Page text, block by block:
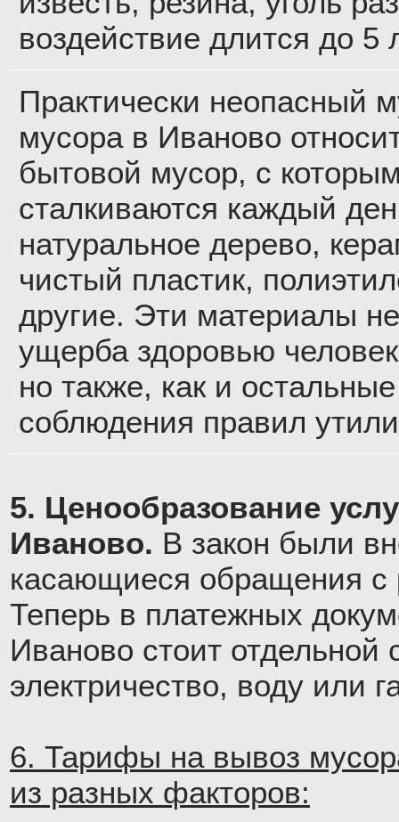
воздействие длится до 5
Практически неопасный
мусора в Иваново
бытовой мусор, с
сталкиваются каждый
натуральное дерево,
чистый пластик,
другие. Эти материалы
ущерба здоровью
но также, как и
соблюдения правил
5. Ценообразование
Иваново. В закон были
касающиеся обращения с
Теперь в платежных
Иваново стоит отдельной
электричество, воду или
6. Тарифы на вывоз
из разных факторов: